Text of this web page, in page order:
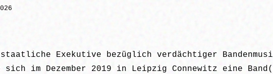
Exekutive bezüglich verdächtiger
sich im Dezember 2019 in Leipzig Connewitz eine